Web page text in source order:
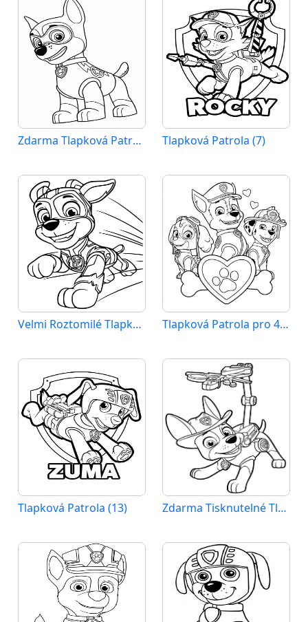
Zdarma Tlapková Patrola pro Malé Děti Tlapková Patrola (7)
Velmi Roztomilé Tlapková Patrola Tlapková Patrola pro 4leté Děti
Tlapková Patrola (13) Zdarma Tisknutelné Tlapková Patrola